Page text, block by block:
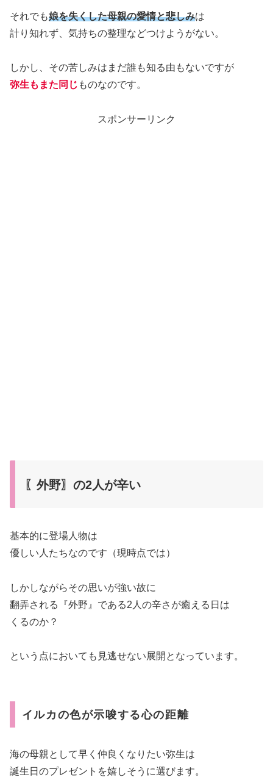
それでも娘を失くした母親の愛情と悲しみは
計り知れず、気持ちの整理などつけようがない。
しかし、その苦しみはまだ誰も知る由もないですが
弥生もまた同じ ものなのです。
スポンサーリンク
〖外野〗の2人が辛い
基本的に登場人物は
優しい人たちなのです（現時点では）
しかしながらその思いが強い故に
翻弄される『外野』である2人の辛さが癒える日は
くるのか？
という点においても見逃せない展開となっています。
イルカの色が示唆する心の距離
海の母親として早く仲良くなりたい弥生は
誕生日のプレゼントを嬉しそうに選びます。